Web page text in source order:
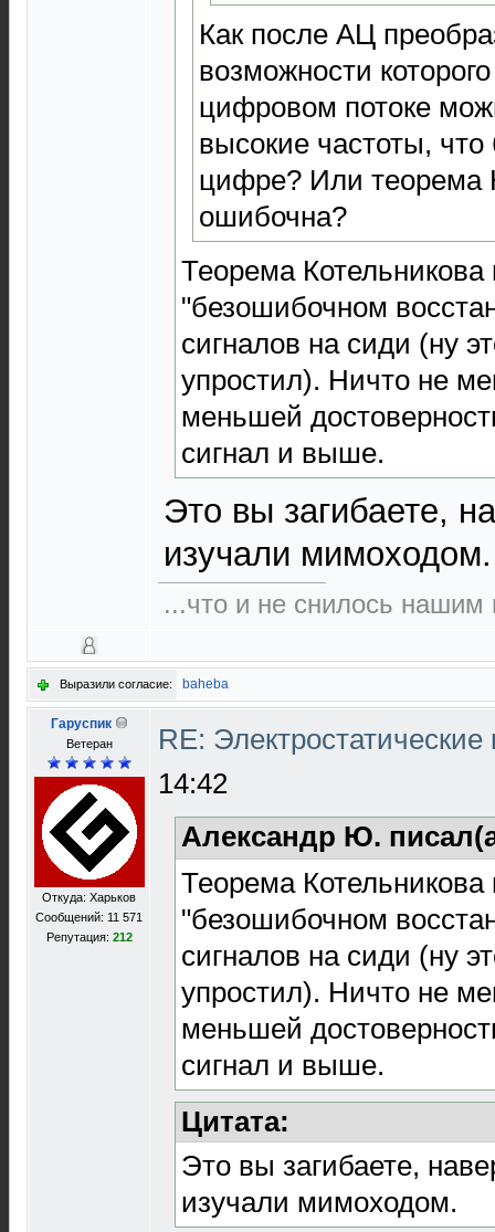
Как после АЦ
возможности
цифровом потоке
высокие частоты,
цифре? Или теорема
ошибочна?
Теорема Котельникова
"безошибочном
сигналов на сиди (ну
упростил). Ничто не
меньшей
сигнал и выше.
Это вы загибаете,
изучали мимоходом.
...что и не снилось
Выразили согласие: baheba
Гаруспик
Ветеран
Откуда: Харьков
Сообщений: 11 571
Репутация: 212
RE:
14:42
Александр Ю.
Теорема Котельникова
"безошибочном
сигналов на сиди (ну
упростил). Ничто не
меньшей
сигнал и выше.
Цитата:
Это вы загибаете,
изучали мимоходом.